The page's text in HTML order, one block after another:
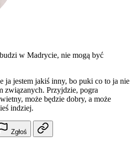
w Madrycie, nie mogą być
ja jestem jakiś inny, bo puki co to ja nie
związanych. Przyjdzie, pogra
może będzie dobry, a może
indziej.
Zgłoś